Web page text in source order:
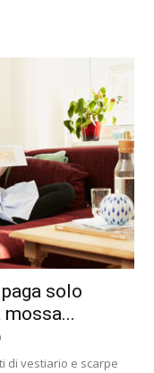
solo
di vestiario e scarpe